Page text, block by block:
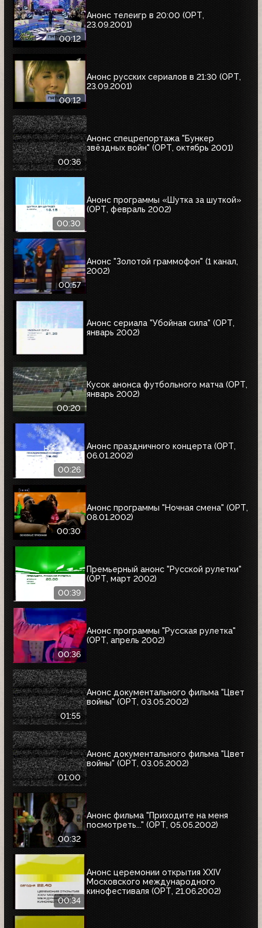
00:12
Анонс телеигр в 20:00 (ОРТ,
23.09.2001)
00:12
Анонс русских сериалов в 21:30 (ОРТ,
23.09.2001)
00:36
Анонс спецрепортажа "Бункер
звёздных войн" (ОРТ, октябрь 2001)
00:30
Анонс программы «Шутка за шуткой»
(ОРТ, февраль 2002)
00:57
Анонс "Золотой граммофон" (1 канал,
2002)
Анонс сериала "Убойная сила" (ОРТ,
январь 2002)
00:20
Кусок анонса футбольного матча (ОРТ,
январь 2002)
00:26
Анонс праздничного концерта (ОРТ,
06.01.2002)
00:30
Анонс программы "Ночная смена" (ОРТ,
08.01.2002)
00:39
Премьерный анонс "Русской рулетки"
(ОРТ, март 2002)
00:36
Анонс программы "Русская рулетка"
(ОРТ, апрель 2002)
01:55
Анонс документального фильма "Цвет
войны" (ОРТ, 03.05.2002)
01:00
Анонс документального фильма "Цвет
войны" (ОРТ, 03.05.2002)
00:32
Анонс фильма "Приходите на меня
посмотреть..." (ОРТ, 05.05.2002)
00:34
Анонс церемонии открытия XXIV
Московского международного
кинофестиваля (ОРТ, 21.06.2002)